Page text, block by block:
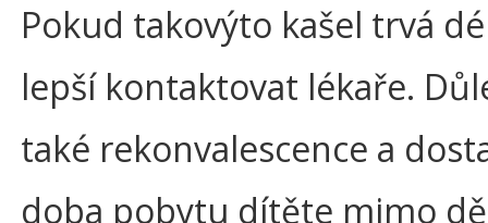
Pokud takovýto kašel trvá
lepší kontaktovat lékaře.
také rekonvalescence a
doba pobytu dítěte mimo